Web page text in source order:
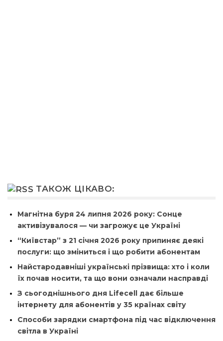
ТАКОЖ ЦІКАВО:
Магнітна буря 24 липня 2026 року: Сонце
активізувалося — чи загрожує це Україні
“Київстар” з 21 січня 2026 року припиняє деякі
послуги: що зміниться і що робити абонентам
Найстародавніші українські прізвища: хто і коли
їх почав носити, та що вони означали насправді
З сьогоднішнього дня Lifecell дає більше
інтернету для абонентів у 35 країнах світу
Способи зарядки смартфона під час відключення
світла в Україні